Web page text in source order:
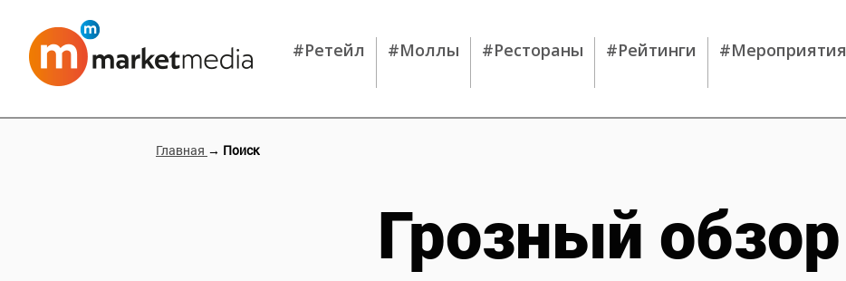
#Ретейл #Моллы #Рестораны #Рейтинги #Мероприятия
Главная → Поиск
Грозный обзор